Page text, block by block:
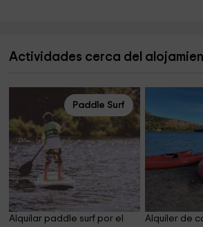
Actividades cerca del
Paddle Surf
Alquilar paddle surf por el Alquiler de